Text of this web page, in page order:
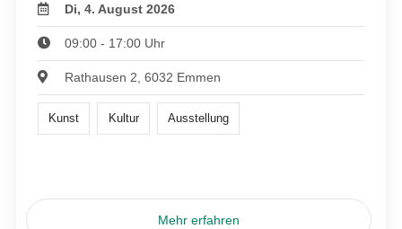
Di, 4. August 2026
09:00 - 17:00 Uhr
Rathausen 2, 6032 Emmen
Kunst Kultur Ausstellung
Mehr erfahren